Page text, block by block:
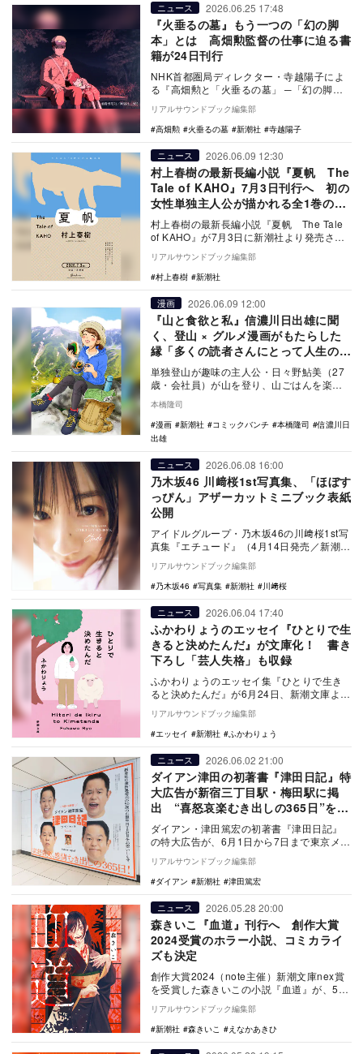
ニュース 2026.06.25 17:48
『火垂るの墓』もう一つの「幻の脚
本」とは 高畑勲監督の仕事に迫る書
籍が24日刊行
NHK首都圏局ディレクター・寺越陽子によ
る『高畑勲と「火垂るの墓」 ─「幻の脚
本」と「7冊の構想ノート」を読み解く』が
新潮社より…
リアルサウンドブック編集部
高畑勲
火垂るの墓 新潮社 寺越陽子
ニュース 2026.06.09 12:30
村上春樹の最新長編小説『夏帆 The
Tale of KAHO』7月3日刊行へ 初の
女性単独主人公が描かれる全1巻の物
語
村上春樹の最新長編小説『夏帆 The Tale
of KAHO』が7月3日に新潮社より発売され
る。長編作品としては初めて女性単独…
リアルサウンドブック編集部
村上春樹
新潮社
漫画 2026.06.09 12:00
『山と食欲と私』信濃川日出雄に聞
く、登山 × グルメ漫画がもたらした
縁「多くの読者さんにとって人生の一
部となっている」
単独登山が趣味の主人公・日々野鮎美（27
歳・会社員）が山を登り、山ごはんを楽し
げバンチ』で…
本橋隆司
漫画
新潮社 コミックバンチ 本橋隆司
信濃川日
出雄
ニュース 2026.06.08 16:00
乃木坂46 川﨑桜1st写真集、「ほぼす
っぴん」アザーカットミニブック表紙
公開
アイドルグループ・乃木坂46の川﨑桜1st写
真集『エチュード』（4月14日発売／新潮
社）より、購入者の中から抽選で当たる
「アザー…
リアルサウンドブック編集部
乃木坂46
写真集 新潮社 川﨑桜
ニュース 2026.06.04 17:40
ふかわりょうのエッセイ『ひとりで生
きると決めたんだ』が文庫化！ 書き
下ろし「芸人失格」も収録
ふかわりょうのエッセイ集『ひとりで生き
ると決めたんだ』が6月24日、新潮文庫より
刊行される。文庫化にあたり書下ろしのボ
ーナストラ…
リアルサウンドブック編集部
エッセイ
新潮社 ふかわりょう
ニュース 2026.06.02 21:00
ダイアン津田の初著書『津田日記』特
大広告が新宿三丁目駅・梅田駅に掲
出 “喜怒哀楽むき出しの365日”を表
現
ダイアン・津田篤宏の初著書『津田日記』
の特大広告が、6月1日から7日まで東京メト
ロ新宿三丁目駅とOsaka Metro梅田駅に
掲…
リアルサウンドブック編集部
ダイアン
新潮社 津田篤宏
ニュース 2026.05.28 20:00
森きいこ『血道』刊行へ 創作大賞
2024受賞のホラー小説、コミカライ
ズも決定
創作大賞2024（note主催）新潮文庫nex賞
を受賞した森きいこの小説『血道』が、5月
28日に新潮文庫nexより刊行される。漫…
リアルサウンドブック編集部
新潮社
森きいこ えなかあきひ